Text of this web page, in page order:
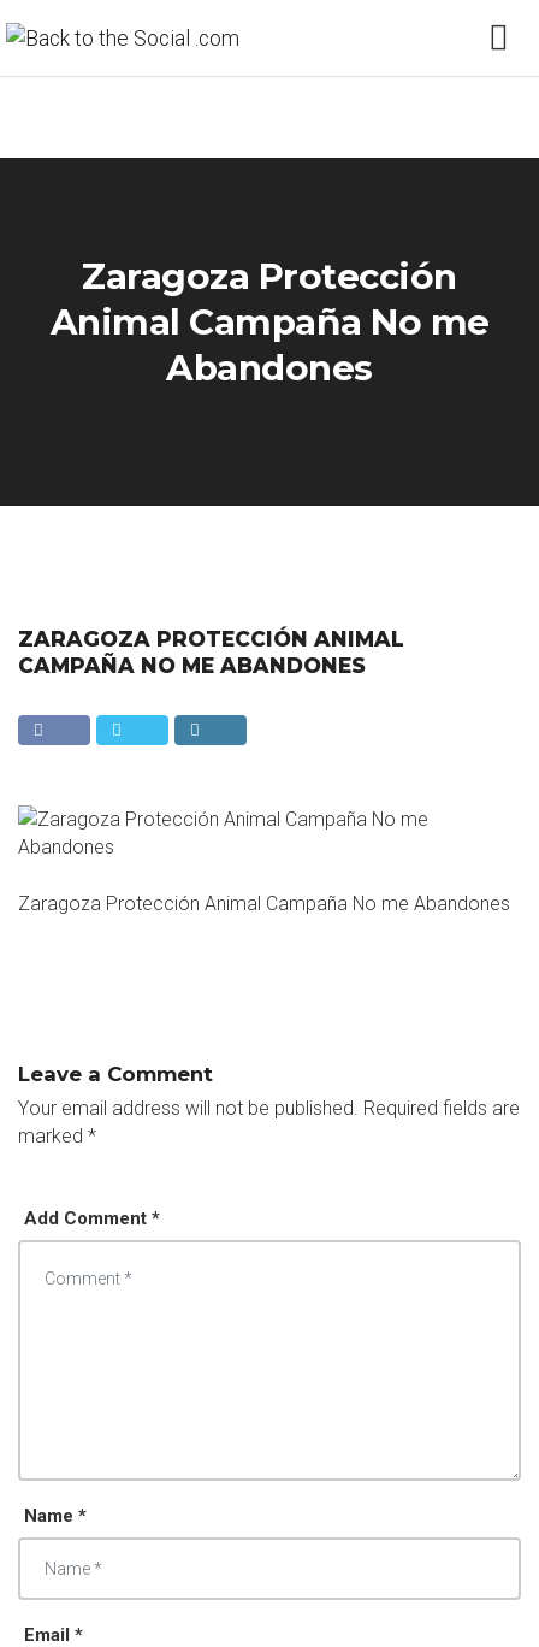
Zaragoza Protección
Animal Campaña No me
Abandones
ZARAGOZA PROTECCIÓN ANIMAL
CAMPAÑA NO ME ABANDONES
Zaragoza Protección Animal Campaña No me Abandones
Leave a Comment
Your email address will not be published. Required fields are
marked *
Add Comment *
Name *
Email *